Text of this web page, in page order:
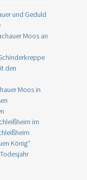
und Geduld
Moos an
den
Moos in
im
König“